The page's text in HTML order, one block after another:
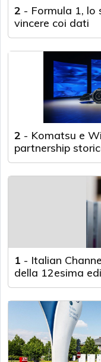
2 - Formula 1, lo
vincere coi dati
2 - Komatsu e
partnership
1 - Italian
della 12esima